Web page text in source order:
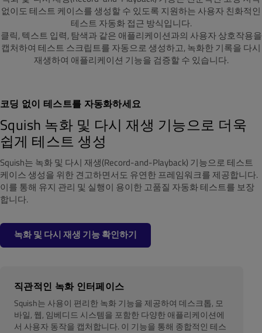
없이도 테스트 케이스를 생성할 수 있도록 지원하는 사용자 친화적인
테스트 자동화 접근 방식입니다.
클릭, 텍스트 입력, 탐색과 같은 애플리케이션과의 사용자 상호작용을
캡처하여 테스트 스크립트를 자동으로 생성하고, 녹화한 기록을 다시
재생하여 애플리케이션 기능을 검증할 수 있습니다.
코딩 없이 테스트를 자동화하세요
Squish 녹화 및 다시 재생 기능으로 더욱
쉽게 테스트 생성
Squish는 녹화 및 다시 재생(Record-and-Playback) 기능으로 테스트
케이스 생성을 위한 견고하면서도 유연한 프레임워크를 제공합니다.
이를 통해 유지 관리 및 실행이 용이한 고품질 자동화 테스트를 보장
합니다.
녹화 및 다시 재생 기능 확인하기
직관적인 녹화 인터페이스
Squish는 사용이 편리한 녹화 기능을 제공하여 데스크톱, 모
바일, 웹, 임베디드 시스템을 포함한 다양한 애플리케이션에
서 사용자 동작을 캡처합니다. 이 기능을 통해 종합적인 테스